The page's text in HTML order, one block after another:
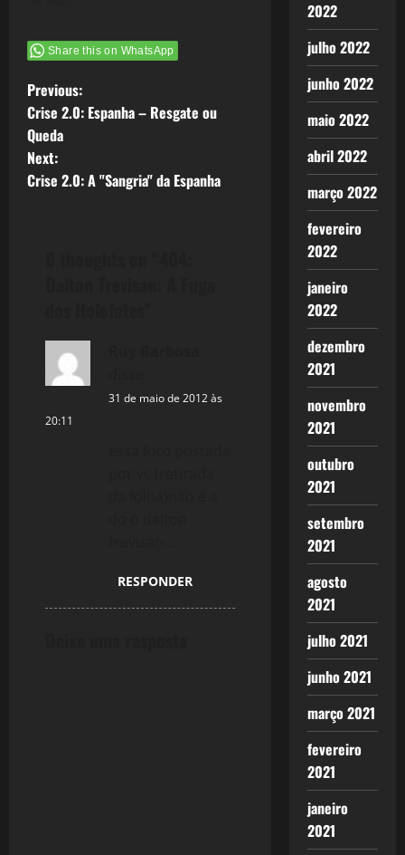
Share this on WhatsApp
P
o
s
Previous:
Crise 2.0: Espanha – Resgate ou
Queda
Next:
Crise 2.0: A "Sangria" da Espanha
31 de maio de 2012 às
20:11
RESPONDER
2022
julho 2022
junho 2022
maio 2022
abril 2022
março 2022
fevereiro
2022
janeiro
2022
dezembro
2021
novembro
2021
outubro
2021
setembro
2021
agosto
2021
julho 2021
junho 2021
março 2021
fevereiro
2021
janeiro
2021